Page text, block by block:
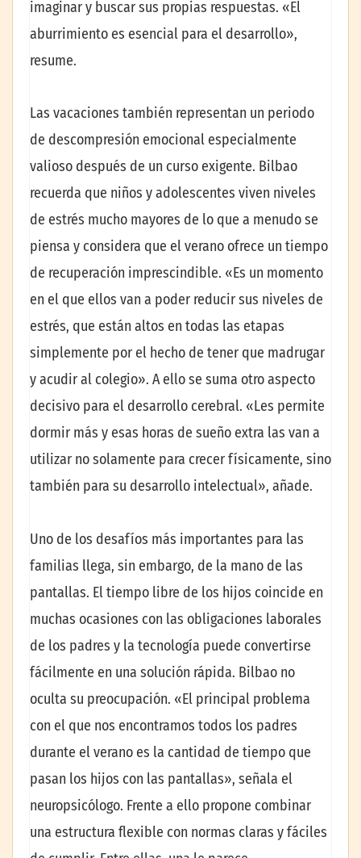
imaginar y buscar sus propias respuestas. «El
aburrimiento es esencial para el desarrollo»,
resume.
Las vacaciones también representan un periodo
de descompresión emocional especialmente
valioso después de un curso exigente. Bilbao
recuerda que niños y adolescentes viven niveles
de estrés mucho mayores de lo que a menudo se
piensa y considera que el verano ofrece un tiempo
de recuperación imprescindible. «Es un momento
en el que ellos van a poder reducir sus niveles de
estrés, que están altos en todas las etapas
simplemente por el hecho de tener que madrugar
y acudir al colegio». A ello se suma otro aspecto
decisivo para el desarrollo cerebral. «Les permite
dormir más y esas horas de sueño extra las van a
utilizar no solamente para crecer físicamente, sino
también para su desarrollo intelectual», añade.
Uno de los desafíos más importantes para las
familias llega, sin embargo, de la mano de las
pantallas. El tiempo libre de los hijos coincide en
muchas ocasiones con las obligaciones laborales
de los padres y la tecnología puede convertirse
fácilmente en una solución rápida. Bilbao no
oculta su preocupación. «El principal problema
con el que nos encontramos todos los padres
durante el verano es la cantidad de tiempo que
pasan los hijos con las pantallas», señala el
neuropsicólogo. Frente a ello propone combinar
una estructura flexible con normas claras y fáciles